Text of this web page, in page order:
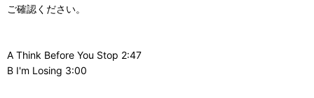
ご確認ください。
A Think Before You Stop 2:47
B I'm Losing 3:00